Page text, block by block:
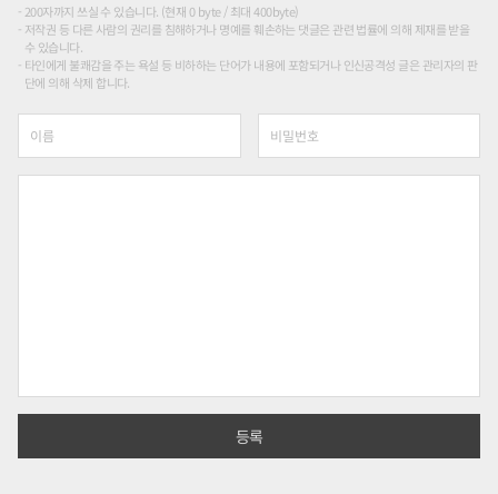
200자까지 쓰실 수 있습니다. (현재 0 byte / 최대 400byte)
저작권 등 다른 사람의 권리를 침해하거나 명예를 훼손하는 댓글은 관련 법률에 의해 제재를 받을
수 있습니다.
타인에게 불쾌감을 주는 욕설 등 비하하는 단어가 내용에 포함되거나 인신공격성 글은 관리자의 판
단에 의해 삭제 합니다.